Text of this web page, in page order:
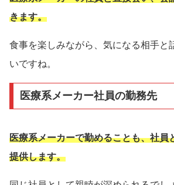
きます。
食事を楽しみながら、気になる相手と
いですね。
医療系メーカー社員の勤務先
医療系メーカーで勤めることも、社員
提供します。